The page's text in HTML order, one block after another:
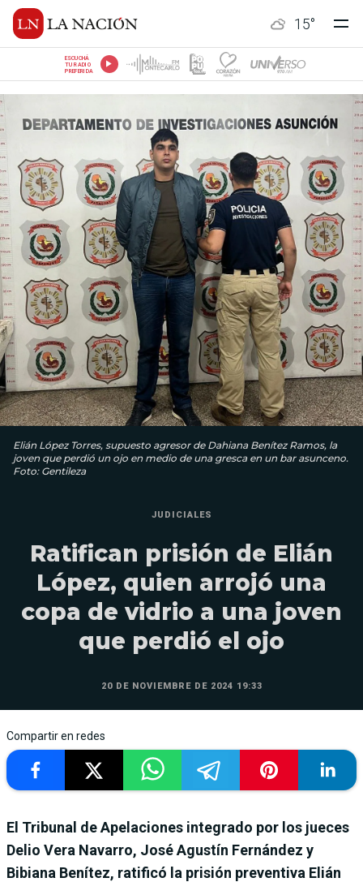
15°
ESCUCHÁ
TU RADIO
PREFERIDA
Elián López Torres, supuesto agresor de Dahiana Benítez Ramos, la
joven que perdió un ojo en medio de una gresca en un bar asunceno.
Foto: Gentileza
JUDICIALES
Ratifican prisión de Elián
López, quien arrojó una
copa de vidrio a una joven
que perdió el ojo
20 DE NOVIEMBRE DE 2024 19:33
Compartir en redes
El Tribunal de Apelaciones integrado por los jueces
Delio Vera Navarro, José Agustín Fernández y
Bibiana Benítez, ratificó la prisión preventiva Elián